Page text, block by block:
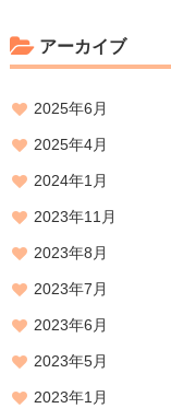
アーカイブ
2025年6月
2025年4月
2024年1月
2023年11月
2023年8月
2023年7月
2023年6月
2023年5月
2023年1月